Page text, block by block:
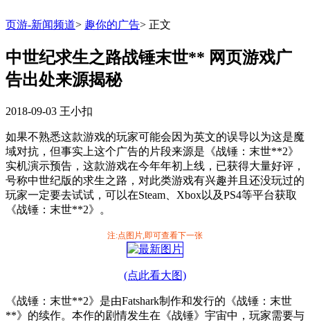
页游-新闻频道> 趣你的广告> 正文
中世纪求生之路战锤末世** 网页游戏广
告出处来源揭秘
2018-09-03 王小扣
如果不熟悉这款游戏的玩家可能会因为英文的误导以为这是魔
域对抗，但事实上这个广告的片段来源是《战锤：末世**2》
实机演示预告，这款游戏在今年年初上线，已获得大量好评，
号称中世纪版的求生之路，对此类游戏有兴趣并且还没玩过的
玩家一定要去试试，可以在Steam、Xbox以及PS4等平台获取
《战锤：末世**2》。
注:点图片,即可查看下一张
(点此看大图)
《战锤：末世**2》是由Fatshark制作和发行的《战锤：末世
**》的续作。本作的剧情发生在《战锤》宇宙中，玩家需要与